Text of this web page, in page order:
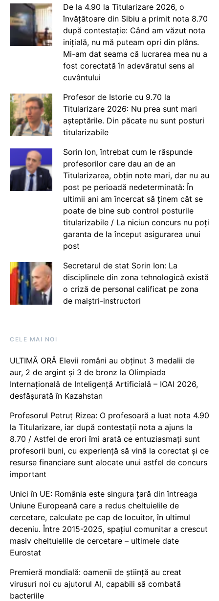
De la 4.90 la Titularizare 2026, o
învățătoare din Sibiu a primit nota 8.70
după contestație: Când am văzut nota
inițială, nu mă puteam opri din plâns.
Mi-am dat seama că lucrarea mea nu a
fost corectată în adevăratul sens al
cuvântului
Profesor de Istorie cu 9.70 la
Titularizare 2026: Nu prea sunt mari
așteptările. Din păcate nu sunt posturi
titularizabile
Sorin Ion, întrebat cum le răspunde
profesorilor care dau an de an
Titularizarea, obțin note mari, dar nu au
post pe perioadă nedeterminată: În
ultimii ani am încercat să ținem cât se
poate de bine sub control posturile
titularizabile / La niciun concurs nu poți
garanta de la început asigurarea unui
post
Secretarul de stat Sorin Ion: La
disciplinele din zona tehnologică există
o criză de personal calificat pe zona
de maiștri-instructori
CELE MAI NOI
ULTIMĂ ORĂ Elevii români au obținut 3 medalii de
aur, 2 de argint și 3 de bronz la Olimpiada
Internațională de Inteligență Artificială – IOAI 2026,
desfășurată în Kazahstan
Profesorul Petruț Rizea: O profesoară a luat nota 4.90
la Titularizare, iar după contestații nota a ajuns la
8.70 / Astfel de erori îmi arată ce entuziasmați sunt
profesorii buni, cu experiență să vină la corectat și ce
resurse financiare sunt alocate unui astfel de concurs
important
Unici în UE: România este singura țară din întreaga
Uniune Europeană care a redus cheltuielile de
cercetare, calculate pe cap de locuitor, în ultimul
deceniu. Între 2015-2025, spațiul comunitar a crescut
masiv cheltuielile de cercetare – ultimele date
Eurostat
Premieră mondială: oamenii de știință au creat
virusuri noi cu ajutorul AI, capabili să combată
bacteriile